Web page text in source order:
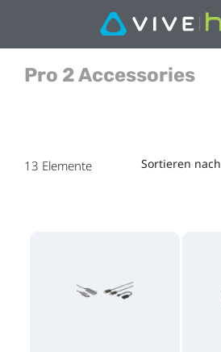
Pro 2 Accessories
13 Elemente Sortieren nach